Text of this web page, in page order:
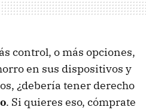
control, o más opciones,
en sus dispositivos y
¿debería tener derecho
. Si quieres eso, cómprate